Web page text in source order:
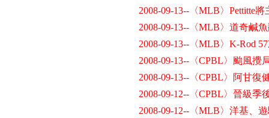
2008-09-13--〈MLB〉Pettitte
2008-09-13--〈MLB〉道奇鹹
2008-09-13--〈MLB〉K-Rod
2008-09-13--〈CPBL〉颱風攪
2008-09-13--〈CPBL〉阿甘復
2008-09-12--〈CPBL〉晉級季
2008-09-12--〈MLB〉洋基、